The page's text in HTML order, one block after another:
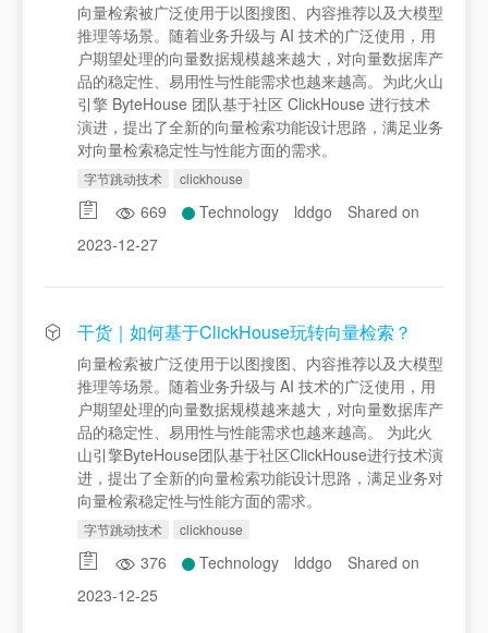
向量检索被广泛使用于以图搜图、内容推荐以及大模型
推理等场景。随着业务升级与 AI 技术的广泛使用，用
户期望处理的向量数据规模越来越大，对向量数据库产
品的稳定性、易用性与性能需求也越来越高。为此火山
引擎 ByteHouse 团队基于社区 ClickHouse 进行技术
演进，提出了全新的向量检索功能设计思路，满足业务
对向量检索稳定性与性能方面的需求。
字节跳动技术 clickhouse
669 Technology lddgo
Shared on
2023-12-27
干货｜如何基于ClickHouse玩转向量检索？
向量检索被广泛使用于以图搜图、内容推荐以及大模型
推理等场景。随着业务升级与 AI 技术的广泛使用，用
户期望处理的向量数据规模越来越大，对向量数据库产
品的稳定性、易用性与性能需求也越来越高。 为此火
山引擎ByteHouse团队基于社区ClickHouse进行技术演
进，提出了全新的向量检索功能设计思路，满足业务对
向量检索稳定性与性能方面的需求。
字节跳动技术 clickhouse
376 Technology lddgo
Shared on
2023-12-25